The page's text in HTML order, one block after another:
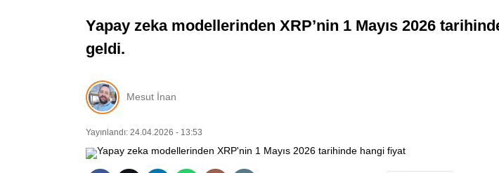
Yapay zeka modellerinden XRP’nin 1 Mayıs 2026
geldi.
Mesut İnan
Yayınlandı: 24.04.2026 - 13:53